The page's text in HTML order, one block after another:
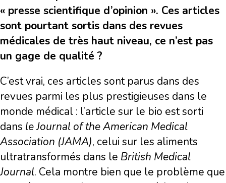
« presse scientifique d’opinion ». Ces articles
sont pourtant sortis dans des revues
médicales de très haut niveau, ce n’est pas
un gage de qualité ?
C’est vrai, ces articles sont parus dans des
revues parmi les plus prestigieuses dans le
monde médical : l’article sur le bio est sorti
dans le Journal of the American Medical
Association (JAMA), celui sur les aliments
ultratransformés dans le British Medical
Journal. Cela montre bien que le problème que